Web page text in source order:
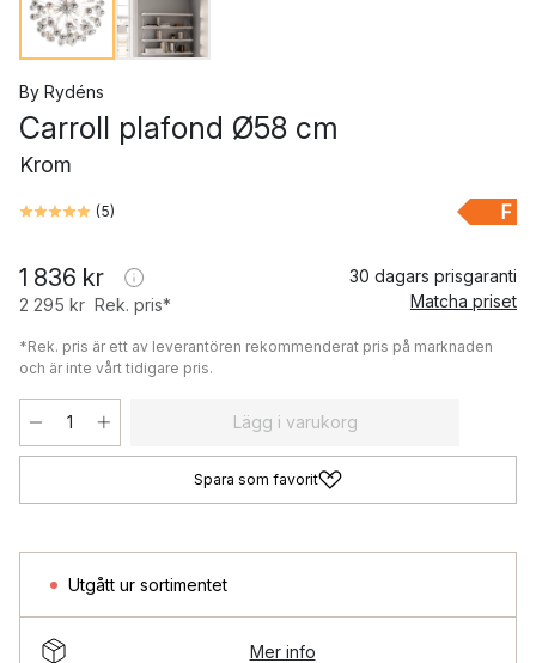
By Rydéns
Carroll plafond Ø58 cm
Krom
(5) F
1 836 kr
2 295 kr Rek. pris*
30 dagars prisgaranti
Matcha priset
*Rek. pris är ett av leverantören rekommenderat pris på marknaden
och är inte vårt tidigare pris.
Lägg i varukorg
Spara som favorit
Utgått ur sortimentet
Mer info